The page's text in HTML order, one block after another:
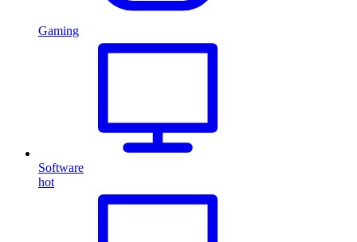
Gaming
Software
hot